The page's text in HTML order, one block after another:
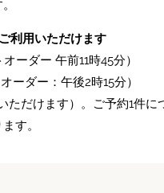
利用いただけます
ーダー 午前11時45分）
ーダー：午後2時15分）
ただけます）。ご予約1件に
す。